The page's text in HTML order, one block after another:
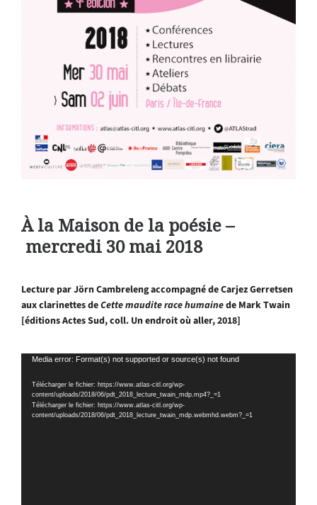
À la Maison de la poésie –
mercredi 30 mai 2018
Lecture par Jörn Cambreleng accompagné de Carjez Gerretsen
aux clarinettes deCette maudite race humainede Mark Twain
[éditions Actes Sud, coll. Un endroit où aller, 2018]
Lecteur
Media error: Format(s) not supported or source(s) not found
Télécharger le fichier: https://www.atlas-citl.org/wp-
content/uploads/2018/06/pdt_2018_lecture_twain_mdp.mp4?_=1
Télécharger le fichier: https://www.atlas-citl.org/wp-
content/uploads/2018/06/pdt_2018_lecture_twain_mdp.webmhd.webm?_=1